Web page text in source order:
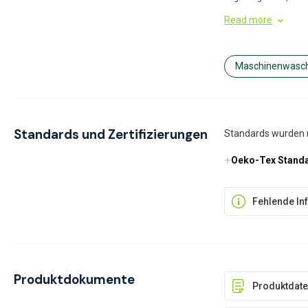
Komfort und Wärme
Read more
Standards und Zertifizierungen Standards
Oeko-Tex
Fehlende
Produktdokumente